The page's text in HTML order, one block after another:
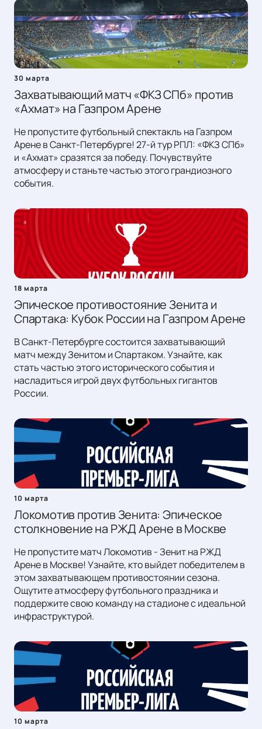
30 марта
Захватывающий матч «ФКЗ СПб» против
«Ахмат» на Газпром Арене
Не пропустите футбольный спектакль на Газпром
Арене в Санкт-Петербурге! 27-й тур РПЛ: «ФКЗ СПб»
и «Ахмат» сразятся за победу. Почувствуйте
атмосферу и станьте частью этого грандиозного
события.
18 марта
Эпическое противостояние Зенита и
Спартака: Кубок России на Газпром Арене
В Санкт-Петербурге состоится захватывающий
матч между Зенитом и Спартаком. Узнайте, как
стать частью этого исторического события и
насладиться игрой двух футбольных гигантов
России.
10 марта
Локомотив против Зенита: Эпическое
столкновение на РЖД Арене в Москве
Не пропустите матч Локомотив - Зенит на РЖД
Арене в Москве! Узнайте, кто выйдет победителем в
этом захватывающем противостоянии сезона.
Ощутите атмосферу футбольного праздника и
поддержите свою команду на стадионе с идеальной
инфраструктурой.
10 марта